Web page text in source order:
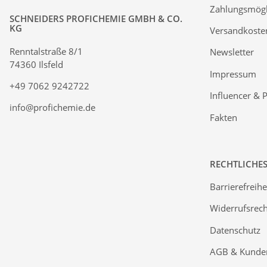
SCHNEIDERS PROFICHEMIE GMBH & CO.
KG
Renntalstraße 8/1
74360 Ilsfeld
+49 7062 9242722
info@profichemie.de
Newsletter
Impressum
Influencer &
Fakten
RECHTLICHES
Datenschutz
AGB &